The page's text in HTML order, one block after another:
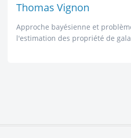
Thomas Vignon
Approche bayésienne et
l'estimation des propriété de